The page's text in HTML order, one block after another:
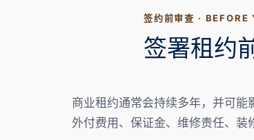
签约前审查 · BEFORE
签署租约
商业租约通常会持续多年，并可能
外付费用、保证金、维修责任、装
对于租客